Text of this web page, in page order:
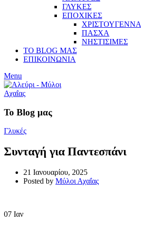
ΓΛΥΚΕΣ
ΕΠΟΧΙΚΕΣ
ΧΡΙΣΤΟΥΓΕΝΝΑ
ΠΑΣΧΑ
ΝΗΣΤΙΣΙΜΕΣ
ΤΟ BLOG ΜΑΣ
ΕΠΙΚΟΙΝΩΝΙΑ
Menu
Το Blog μας
Γλυκές
Συνταγή για Παντεσπάνι
21 Ιανουαρίου, 2025
Posted by Μύλοι Αχαΐας
07 Ιαν